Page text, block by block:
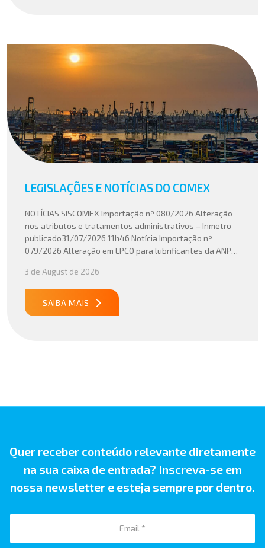
LEGISLAÇÕES E NOTÍCIAS DO COMEX
NOTÍCIAS SISCOMEX Importação nº 080/2026 Alteração
nos atributos e tratamentos administrativos – Inmetro
publicado31/07/2026 11h46 Notícia Importação nº
079/2026 Alteração em LPCO para lubrificantes da ANP
078/2026 Atualização do cálculo do Imposto de
Importação no Acordo Mercosul – União Europeia
publicado29/07/2026 18h47 Notícia PUBLICADO DOU
31/07/26 ATO CONJUNTO RFB/CGIBS Nº […]
3 de August de 2026
SAIBA MAIS
Quer receber conteúdo relevante diretamente
na sua caixa de entrada? Inscreva-se em
nossa newsletter e esteja sempre por dentro.